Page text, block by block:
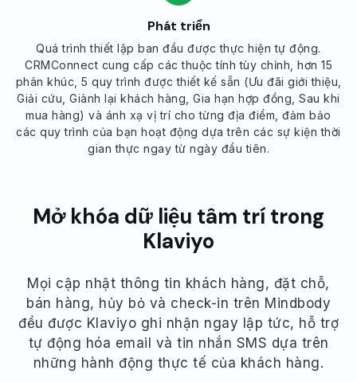
Phát triển
Quá trình thiết lập ban đầu được thực hiện tự động.
CRMConnect cung cấp các thuộc tính tùy chỉnh, hơn 15
phân khúc, 5 quy trình được thiết kế sẵn (Ưu đãi giới thiệu,
Giải cứu, Giành lại khách hàng, Gia hạn hợp đồng, Sau khi
mua hàng) và ánh xạ vị trí cho từng địa điểm, đảm bảo
các quy trình của bạn hoạt động dựa trên các sự kiện thời
gian thực ngay từ ngày đầu tiên.
Mở khóa dữ liệu tâm trí trong
Klaviyo
Mọi cập nhật thông tin khách hàng, đặt chỗ,
bán hàng, hủy bỏ và check-in trên Mindbody
đều được Klaviyo ghi nhận ngay lập tức, hỗ trợ
tự động hóa email và tin nhắn SMS dựa trên
những hành động thực tế của khách hàng.